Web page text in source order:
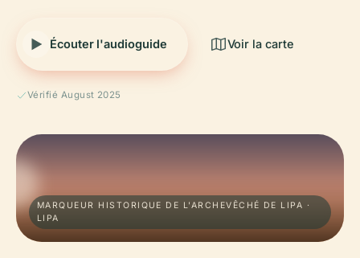
Écouter l'audioguide Voir la carte
Vérifié August 2025
MARQUEUR HISTORIQUE DE L'ARCHEVÊCHÉ DE LIPA ·
LIPA